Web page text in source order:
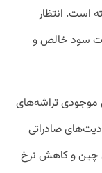
قرار گرفته است. انتظار
سود خالص و
تراشه‌های
صادراتی
چین و کاهش نرخ